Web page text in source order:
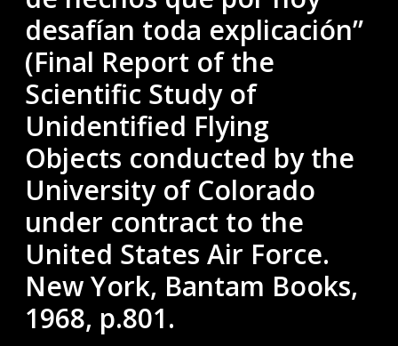
desafían toda explicación”
(Final Report of the
Scientific Study of
Unidentified Flying
Objects conducted by the
University of Colorado
under contract to the
United States Air Force.
New York, Bantam Books,
1968, p.801.